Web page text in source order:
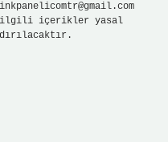
ilgili içerikler yasal